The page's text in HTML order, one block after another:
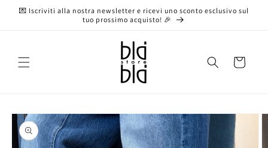
direttamente
💌 Iscriviti alla nostra newsletter e ricevi uno sconto esclusivo sul
tuo prossimo acquisto! 🎉
Carrello
Passa alle
informazioni
sul prodotto